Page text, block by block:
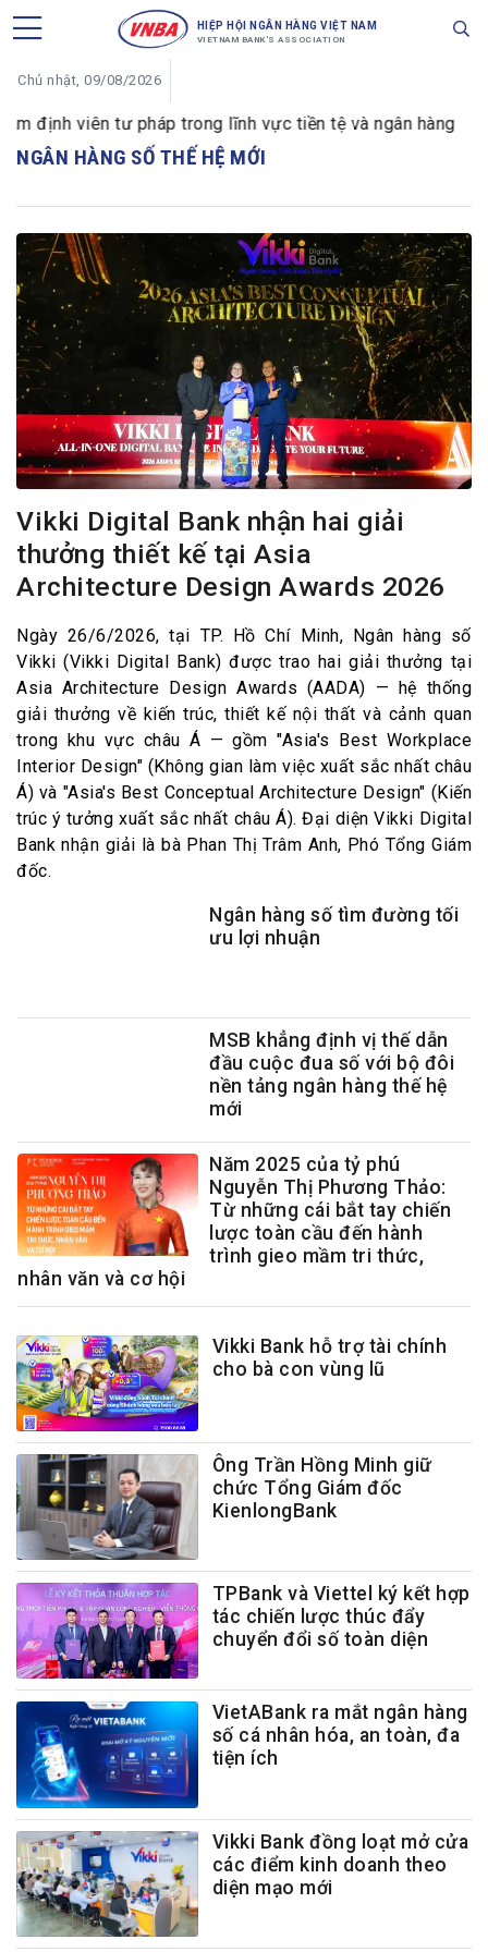
HIỆP HỘI NGÂN HÀNG VIỆT NAM
VIETNAM BANK'S ASSOCIATION
Chủ nhật, 09/08/2026
định viên tư pháp trong lĩnh vực tiền tệ và ngân hàng
NGÂN HÀNG SỐ THẾ HỆ MỚI
Vikki Digital Bank nhận hai giải
thưởng thiết kế tại Asia
Architecture Design Awards 2026
Ngày 26/6/2026, tại TP. Hồ Chí Minh, Ngân hàng số
Vikki (Vikki Digital Bank) được trao hai giải thưởng tại
Asia Architecture Design Awards (AADA) — hệ thống
giải thưởng về kiến trúc, thiết kế nội thất và cảnh quan
trong khu vực châu Á — gồm "Asia's Best Workplace
Interior Design" (Không gian làm việc xuất sắc nhất châu
Á) và "Asia's Best Conceptual Architecture Design" (Kiến
trúc ý tưởng xuất sắc nhất châu Á). Đại diện Vikki Digital
Bank nhận giải là bà Phan Thị Trâm Anh, Phó Tổng Giám
đốc.
Ngân hàng số tìm đường tối
ưu lợi nhuận
MSB khẳng định vị thế dẫn
đầu cuộc đua số với bộ đôi
nền tảng ngân hàng thế hệ
mới
Năm 2025 của tỷ phú
Nguyễn Thị Phương Thảo:
Từ những cái bắt tay chiến
lược toàn cầu đến hành
trình gieo mầm tri thức,
nhân văn và cơ hội
Vikki Bank hỗ trợ tài chính
cho bà con vùng lũ
Ông Trần Hồng Minh giữ
chức Tổng Giám đốc
KienlongBank
TPBank và Viettel ký kết hợp
tác chiến lược thúc đẩy
chuyển đổi số toàn diện
VietABank ra mắt ngân hàng
số cá nhân hóa, an toàn, đa
tiện ích
Vikki Bank đồng loạt mở cửa
các điểm kinh doanh theo
diện mạo mới